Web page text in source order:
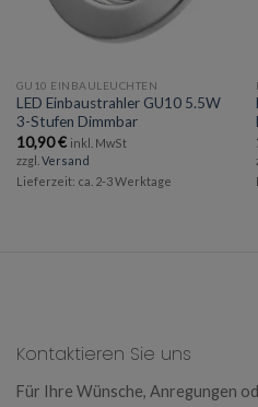
GU10 EINBAULEUCHTEN
LED Einbaustrahler GU10 5.5W
3-Stufen Dimmbar
10,90€ inkl. MwSt
zzgl. Versand
Lieferzeit: ca. 2-3 Werktage
Kontaktieren Sie uns
Für Ihre Wünsche, Anregungen